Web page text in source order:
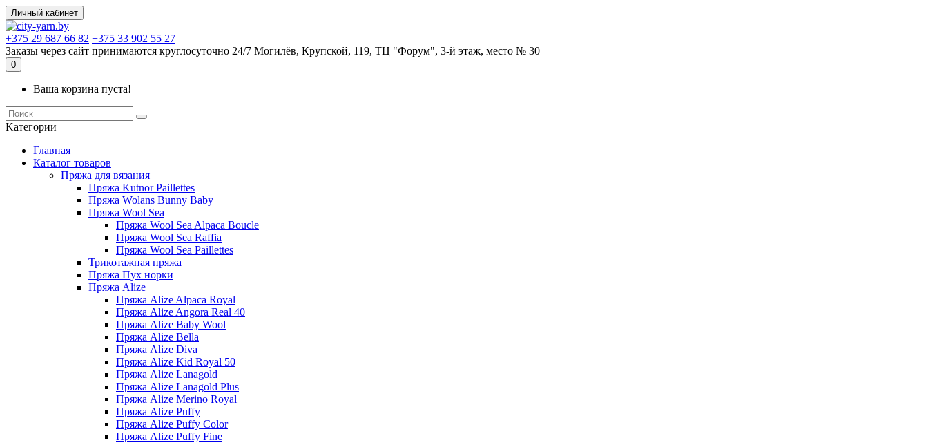
Личный кабинет
+375 29 687 66 82 +375 33 902 55 27
Заказы через сайт принимаются круглосуточно 24/7 Могилёв, Крупской, 119, ТЦ "Форум", 3-й этаж, место № 30
0
Ваша корзина пуста!
Kатегории
Главная
Каталог товаров
Пряжа для вязания
Пряжа Kutnor Paillettes
Пряжа Wolans Bunny Baby
Пряжа Wool Sea
Пряжа Wool Sea Alpaca Boucle
Пряжа Wool Sea Raffia
Пряжа Wool Sea Paillettes
Трикотажная пряжа
Пряжа Пух норки
Пряжа Alize
Пряжа Alize Alpaca Royal
Пряжа Alize Angora Real 40
Пряжа Alize Baby Wool
Пряжа Alize Bella
Пряжа Alize Diva
Пряжа Alize Kid Royal 50
Пряжа Alize Lanagold
Пряжа Alize Lanagold Plus
Пряжа Alize Merino Royal
Пряжа Alize Puffy
Пряжа Alize Puffy Color
Пряжа Alize Puffy Fine